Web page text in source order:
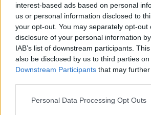
interest-based ads based on personal
us or personal information disclosed to
your opt-out. You may separately opt-out
disclosure of your personal information
IAB’s list of downstream participants.
also be disclosed by us to third parties on
Downstream Participants that may
Personal Data Processing Opt Outs
grave peligro para el
planeta Tierra.